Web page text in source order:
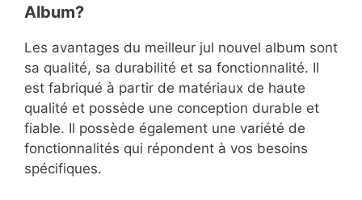
Album?
Les avantages du meilleur jul nouvel album sont
sa qualité, sa durabilité et sa fonctionnalité. Il
est fabriqué à partir de matériaux de haute
qualité et possède une conception durable et
fiable. Il possède également une variété de
fonctionnalités qui répondent à vos besoins
spécifiques.